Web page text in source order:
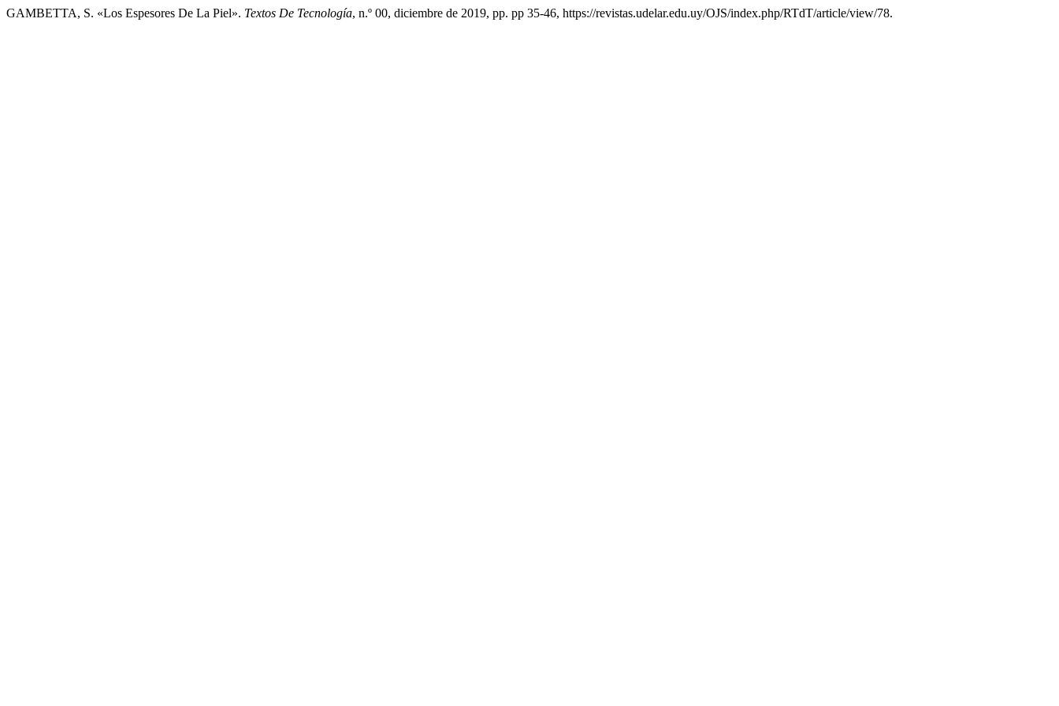
GAMBETTA, S. «Los Espesores De La Piel». Textos De Tecnología, n.º 00, diciembre de 2019, pp. pp 35-46, https://revistas.udelar.edu.uy/OJS/index.php/RTdT/article/view/78.